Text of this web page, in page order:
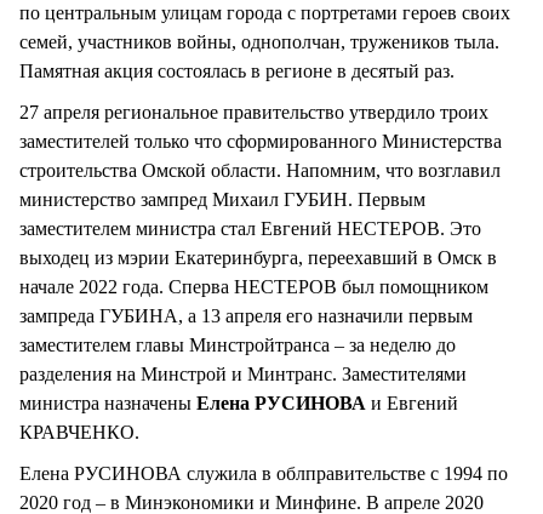
по центральным улицам города с портретами героев своих
семей, участников войны, однополчан, тружеников тыла.
Памятная акция состоялась в регионе в десятый раз.
27 апреля региональное правительство утвердило троих
заместителей только что сформированного Министерства
строительства Омской области. Напомним, что возглавил
министерство зампред Михаил ГУБИН. Первым
заместителем министра стал Евгений НЕСТЕРОВ. Это
выходец из мэрии Екатеринбурга, переехавший в Омск в
начале 2022 года. Сперва НЕСТЕРОВ был помощником
зампреда ГУБИНА, а 13 апреля его назначили первым
заместителем главы Минстройтранса – за неделю до
разделения на Минстрой и Минтранс. Заместителями
министра назначены Елена РУСИНОВА и Евгений
КРАВЧЕНКО.
Елена РУСИНОВА служила в облправительстве с 1994 по
2020 год – в Минэкономики и Минфине. В апреле 2020